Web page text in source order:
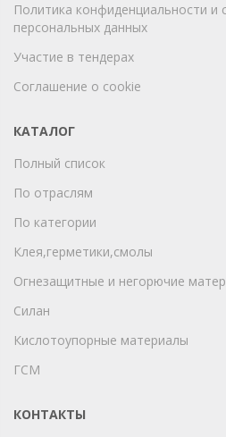
Политика конфиденциальности и
персональных данных
Участие в тендерах
Соглашение о cookie
КАТАЛОГ
Полный список
По отраслям
По категории
Клея,герметики,смолы
Огнезащитные и негорючие
Силан
Кислотоупорные материалы
ГСМ
КОНТАКТЫ